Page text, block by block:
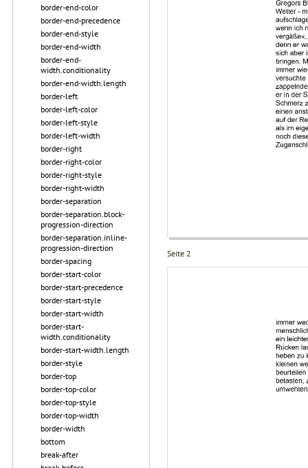
border-end-color
border-end-precedence
border-end-style
border-end-width
border-end-
width.conditionality
border-end-width.length
border-left
border-left-color
border-left-style
border-left-width
border-right
border-right-color
border-right-style
border-right-width
border-separation
border-separation.block-
progression-direction
border-separation.inline-
progression-direction
border-spacing
border-start-color
border-start-precedence
border-start-style
border-start-width
border-start-
width.conditionality
border-start-width.length
border-style
border-top
border-top-color
border-top-style
border-top-width
border-width
bottom
break-after
Seite 2